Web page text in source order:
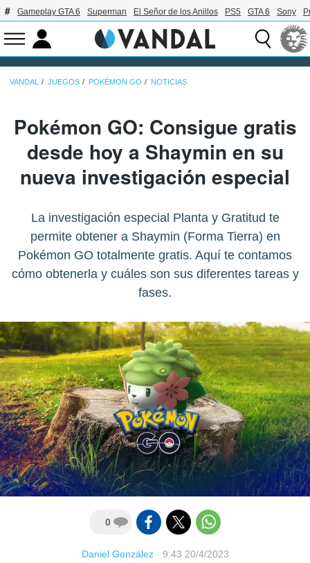
Gameplay GTA 6 Superman El Señor de los Anillos PS5 GTA 6 Sony
VANDAL JUEGOS POKÉMON GO NOTICIAS
Pokémon GO: Consigue gratis
desde hoy a Shaymin en su
nueva investigación especial
La investigación especial Planta y Gratitud te
permite obtener a Shaymin (Forma Tierra) en
Pokémon GO totalmente gratis. Aquí te contamos
cómo obtenerla y cuáles son sus diferentes tareas y
fases.
0
Daniel González· 9:43 20/4/2023